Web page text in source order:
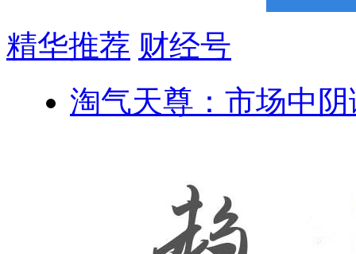
精华推荐 财经号
淘气天尊：市场中